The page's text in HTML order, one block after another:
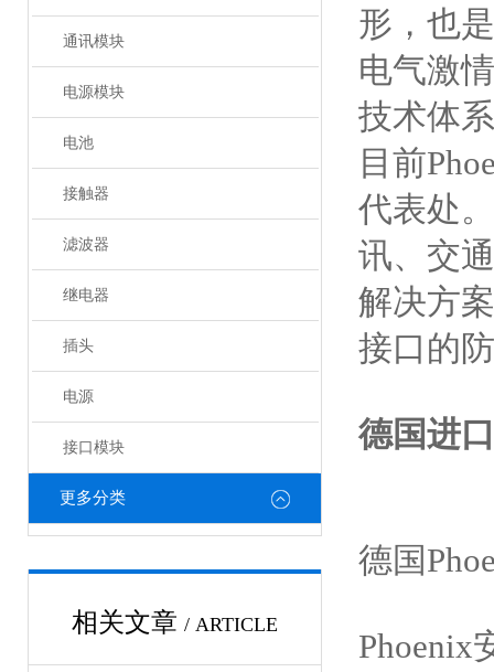
通讯模块
电源模块
电池
接触器
滤波器
继电器
插头
电源
接口模块
更多分类
相关文章 / ARTICLE
形，也
电气激
技术体
目前
代表处
讯、交
解决方
接口的
德国进
德国
Phoenix